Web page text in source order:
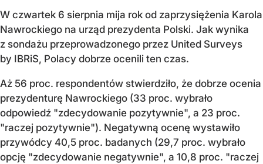
W czwartek 6 sierpnia mija rok od zaprzysiężenia Karola
Nawrockiego na urząd prezydenta Polski. Jak wynika
z sondażu przeprowadzonego przez United Surveys
by IBRiS, Polacy dobrze ocenili ten czas.
Aż 56 proc. respondentów stwierdziło, że dobrze ocenia
prezydenturę Nawrockiego (33 proc. wybrało
odpowiedź "zdecydowanie pozytywnie", a 23 proc.
"raczej pozytywnie"). Negatywną ocenę wystawiło
przywódcy 40,5 proc. badanych (29,7 proc. wybrało
opcję "zdecydowanie negatywnie", a 10,8 proc. "raczej